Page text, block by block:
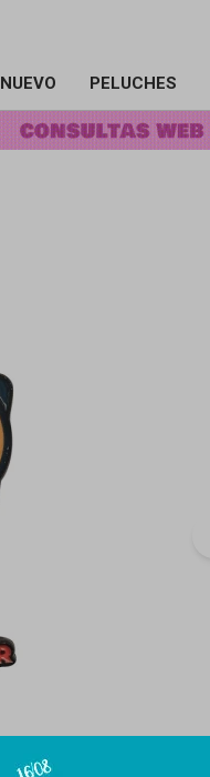
NUEVO PELUCHES